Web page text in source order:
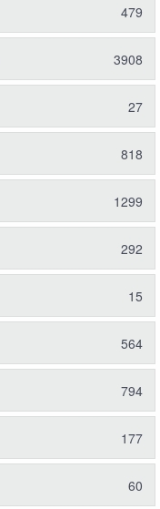
479
3908
27
818
1299
292
15
564
794
177
60